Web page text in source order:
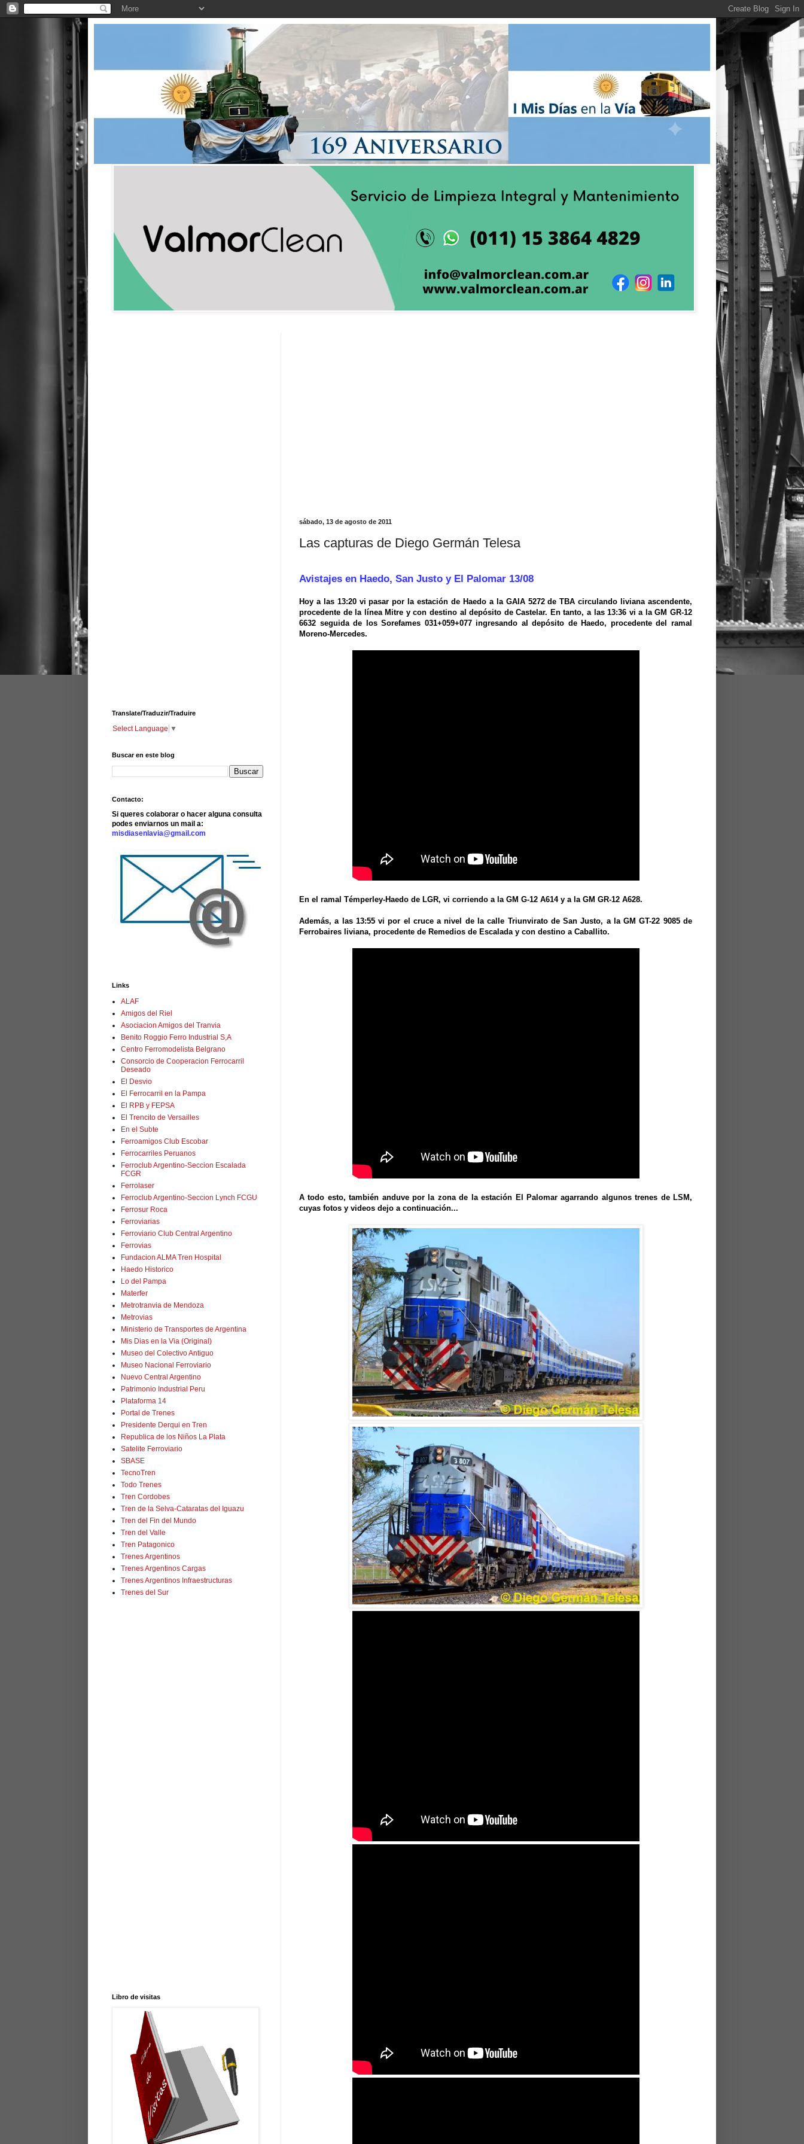
sábado, 13 de agosto de 2011
Las capturas de Diego Germán Telesa
Avistajes en Haedo, San Justo y El Palomar 13/08
Hoy a las 13:20 vi pasar por la estación de Haedo a la GAIA 5272 de TBA circulando liviana ascendente,
procedente de la línea Mitre y con destino al depósito de Castelar. En tanto, a las 13:36 vi a la GM GR-12
6632 seguida de los Sorefames 031+059+077 ingresando al depósito de Haedo, procedente del ramal
Moreno-Mercedes.
En el ramal Témperley-Haedo de LGR, vi corriendo a la GM G-12 A614 y a la GM GR-12 A628.
Además, a las 13:55 vi por el cruce a nivel de la calle Triunvirato de San Justo, a la GM GT-22 9085 de
Ferrobaires liviana, procedente de Remedios de Escalada y con destino a Caballito.
A todo esto, también anduve por la zona de la estación El Palomar agarrando algunos trenes de LSM,
cuyas fotos y videos dejo a continuación...
Translate/Traduzir/Traduire
Select Language ▼
Buscar en este blog
Contacto:
Si queres colaborar o hacer alguna consulta
podes enviarnos un mail a:
misdiasenlavia@gmail.com
Links
ALAF
Amigos del Riel
Asociacion Amigos del Tranvia
Benito Roggio Ferro Industrial S,A
Centro Ferromodelista Belgrano
Consorcio de Cooperacion Ferrocarril
Deseado
El Desvio
El Ferrocarril en la Pampa
El RPB y FEPSA
El Trencito de Versailles
En el Subte
Ferroamigos Club Escobar
Ferrocarriles Peruanos
Ferroclub Argentino-Seccion Escalada
FCGR
Ferrolaser
Ferroclub Argentino-Seccion Lynch FCGU
Ferrosur Roca
Ferroviarias
Ferroviario Club Central Argentino
Ferrovias
Fundacion ALMA Tren Hospital
Haedo Historico
Lo del Pampa
Materfer
Metrotranvia de Mendoza
Metrovias
Ministerio de Transportes de Argentina
Mis Dias en la Via (Original)
Museo del Colectivo Antiguo
Museo Nacional Ferroviario
Nuevo Central Argentino
Patrimonio Industrial Peru
Plataforma 14
Portal de Trenes
Presidente Derqui en Tren
Republica de los Niños La Plata
Satelite Ferroviario
SBASE
TecnoTren
Todo Trenes
Tren Cordobes
Tren de la Selva-Cataratas del Iguazu
Tren del Fin del Mundo
Tren del Valle
Tren Patagonico
Trenes Argentinos
Trenes Argentinos Cargas
Trenes Argentinos Infraestructuras
Trenes del Sur
Libro de visitas